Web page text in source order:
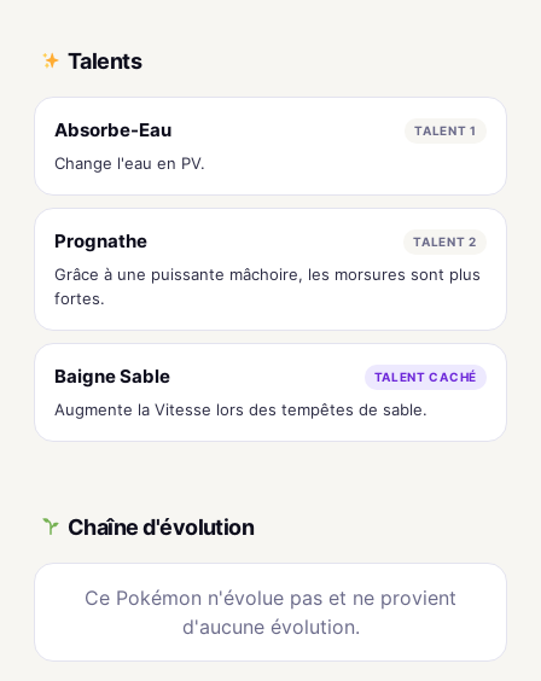
Talents
Absorbe-Eau TALENT 1
Change l'eau en PV.
Prognathe TALENT 2
Grâce à une puissante mâchoire, les morsures sont plus
fortes.
Baigne Sable TALENT CACHÉ
Augmente la Vitesse lors des tempêtes de sable.
Chaîne d'évolution
Ce Pokémon n'évolue pas et ne provient
d'aucune évolution.